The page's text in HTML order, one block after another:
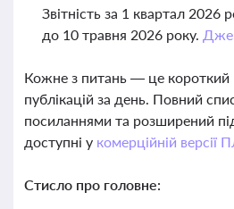
Звітність за 1 квартал 2026
до 10 травня 2026 року.
Кожне з питань — це короткий
публікацій за день. Повний
посиланнями та розширений
доступні у комерційній версії
Стисло про головне: